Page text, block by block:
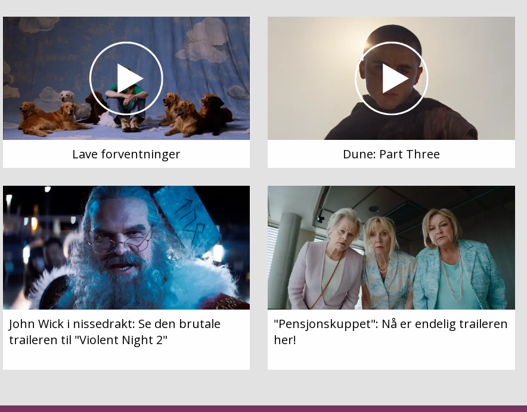
Lave forventninger Dune: Part Three
John Wick i nissedrakt: Se den brutale
traileren til "Violent Night 2"
"Pensjonskuppet": Nå er endelig traileren
her!